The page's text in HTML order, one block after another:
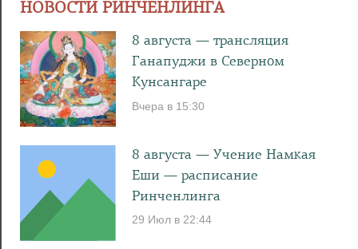
НОВОСТИ РИНЧЕНЛИНГА
8 августа — трансляция
Ганапуджи в Северном
Кунсангаре
Вчера в 15:30
8 августа — Учение Намкая
Еши — расписание
Ринченлинга
29 Июл в 22:44